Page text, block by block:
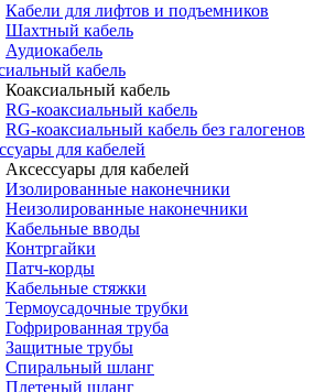
Кабели для лифтов и подъемников
Шахтный кабель
Аудиокабель
кабель
Коаксиальный кабель
RG-коаксиальный кабель
RG-коаксиальный кабель без галогенов
для кабелей
Аксессуары для кабелей
Изолированные наконечники
Неизолированные наконечники
Кабельные вводы
Контргайки
Патч-корды
Кабельные стяжки
Термоусадочные трубки
Гофрированная труба
Защитные трубы
Спиральный шланг
Плетеный шланг